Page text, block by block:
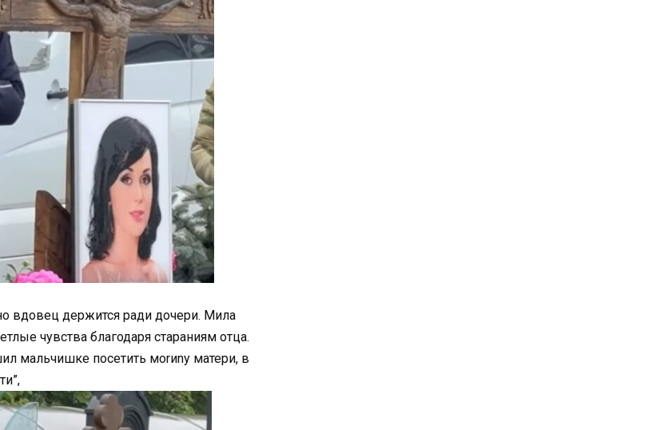
вдовец держится ради дочери. Мила
чувства благодаря стараниям отца.
мальчишке посетить моrиnу матери, в